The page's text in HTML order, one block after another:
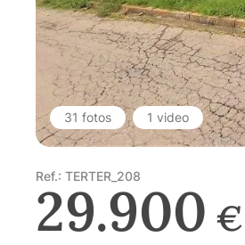
31 fotos 1 video
Ref.: TERTER_208
29.900 €